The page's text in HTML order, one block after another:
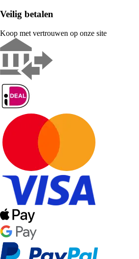
Veilig betalen
Koop met vertrouwen op onze site